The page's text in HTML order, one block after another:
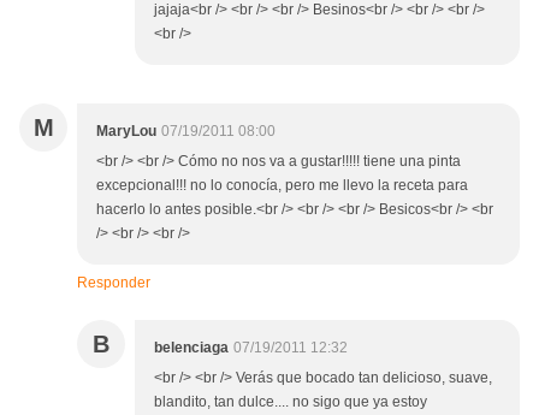
jajaja<br /> <br /> <br /> Besinos<br /> <br /> <br />
<br />
M MaryLou 07/19/2011 08:00
<br /> <br /> Cómo no nos va a gustar!!!!! tiene una pinta
excepcional!!! no lo conocía, pero me llevo la receta para
hacerlo lo antes posible.<br /> <br /> <br /> Besicos<br /> <br
/> <br /> <br />
Responder
B belenciaga 07/19/2011 12:32
<br /> <br /> Verás que bocado tan delicioso, suave,
blandito, tan dulce.... no sigo que ya estoy